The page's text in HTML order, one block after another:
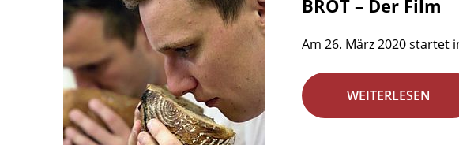
BROT – Der Film
Am 26. März 2020 startet
WEITERLESEN